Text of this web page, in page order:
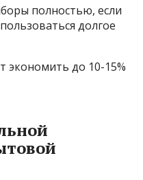
полностью, если
долгое
экономить до 10-15%